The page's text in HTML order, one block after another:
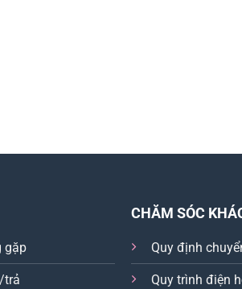
gặp
trả
CHĂM SÓC
Quy định
Quy trình điện